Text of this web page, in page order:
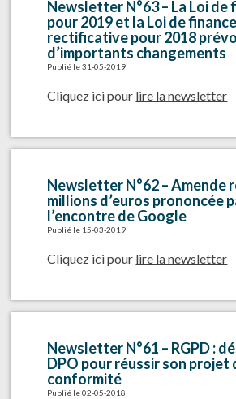
Newsletter N°63 – La Loi de
pour 2019 et la Loi de
rectificative pour 2018
d’importants changements
Publié le 31-05-2019
Cliquez ici pour lire la newsletter
Newsletter N°62 – Amende
millions d’euros prononcée
l’encontre de Google
Publié le 15-03-2019
Cliquez ici pour lire la newsletter
Newsletter N°61 – RGPD :
DPO pour réussir son projet
conformité
Publié le 02-05-2018